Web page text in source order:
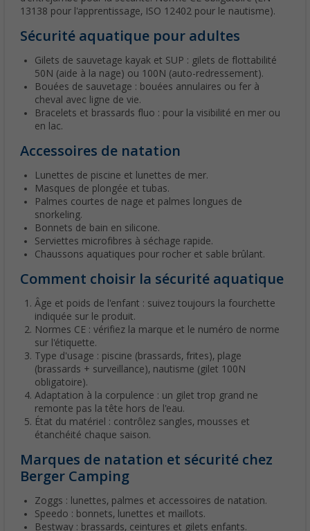
13138 pour l'apprentissage, ISO 12402 pour le nautisme).
Sécurité aquatique pour adultes
Gilets de sauvetage kayak et SUP : gilets de flottabilité
50N (aide à la nage) ou 100N (auto-redressement).
Bouées de sauvetage : bouées annulaires ou fer à
cheval avec ligne de vie.
Bracelets et brassards fluo : pour la visibilité en mer ou
en lac.
Accessoires de natation
Lunettes de piscine et lunettes de mer.
Masques de plongée et tubas.
Palmes courtes de nage et palmes longues de
snorkeling.
Bonnets de bain en silicone.
Serviettes microfibres à séchage rapide.
Chaussons aquatiques pour rocher et sable brûlant.
Comment choisir la sécurité aquatique
Âge et poids de l'enfant : suivez toujours la fourchette
indiquée sur le produit.
Normes CE : vérifiez la marque et le numéro de norme
sur l'étiquette.
Type d'usage : piscine (brassards, frites), plage
(brassards + surveillance), nautisme (gilet 100N
obligatoire).
Adaptation à la corpulence : un gilet trop grand ne
remonte pas la tête hors de l'eau.
État du matériel : contrôlez sangles, mousses et
étanchéité chaque saison.
Marques de natation et sécurité chez
Berger Camping
Zoggs : lunettes, palmes et accessoires de natation.
Speedo : bonnets, lunettes et maillots.
Bestway : brassards, ceintures et gilets enfants.